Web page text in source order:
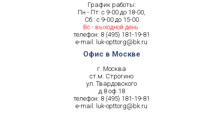
График работы:
Пн - Пт: с 9-00 до 18-00,
Сб.: с 9-00 до 15-00
Вс.- выходной день.
телефон: 8 (495) 181-19-81
e-mail: luk-opttorg@bk.ru
Офис в Москве
г. Москва
ст.м. Строгино
ул. Твардовского
д.8 оф.18
телефон: 8 (495) 181-19-81
e-mail: luk-opttorg@bk.ru